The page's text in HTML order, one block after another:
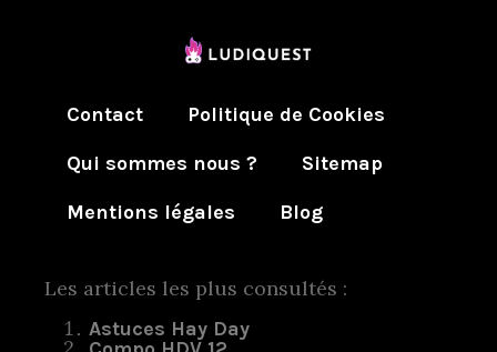
Contact
Politique de Cookies
Qui sommes nous ?
Sitemap
Mentions légales
Blog
Les articles les plus consultés :
Astuces Hay Day